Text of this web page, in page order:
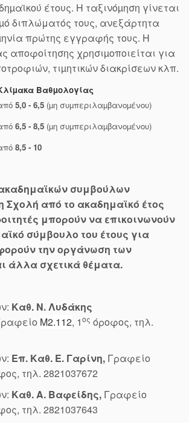
έτους. Η ταξινόµηση γίνεται
διπλώματός τους, ανεξάρτητα
πρώτης εγγραφής τους. Η
αποφοίτησης χρησιµοποιείται για
τιµητικών διακρίσεων κλπ.
Βαθµολογίας
5,0 - 6,5 (µη συµπεριλαµβανοµένου)
6,5 - 8,5 (µη συµπεριλαµβανοµένου)
8,5 - 10
συμβούλων
Σχολή από το ακαδημαϊκό έτος
μπορούν να επικοινωνούν
σύμβουλο του έτους για
την οργάνωση των
άλλα σχετικά θέματα.
Καθ. Ν. Λυδάκης
Μ2.112, 1ος όροφος, τηλ.
Επ. Καθ. Ε. Γαρίνη, Γραφείο
τηλ. 2821037672
Καθ. Α. Βαφείδης, Γραφείο
τηλ. 2821037643